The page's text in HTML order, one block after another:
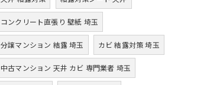
コンクリート直張り 壁紙 埼玉
分譲マンション 結露 埼玉 カビ 結露対策 埼玉
中古マンション 天井 カビ 専門業者 埼玉